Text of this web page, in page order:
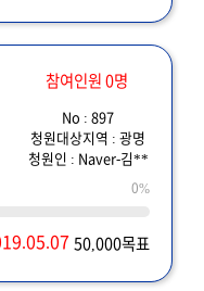
참여인원 0명
No : 897
청원대상지역 : 광명
청원인 : Naver-김**
0%
50,000목표